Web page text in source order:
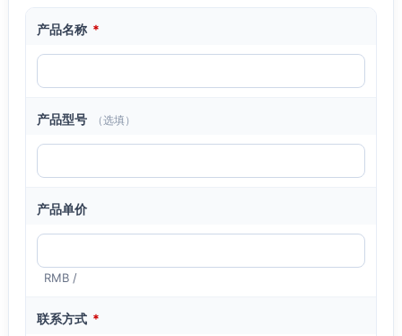
产品名称 *
产品型号 （选填）
产品单价
RMB /
联系方式 *